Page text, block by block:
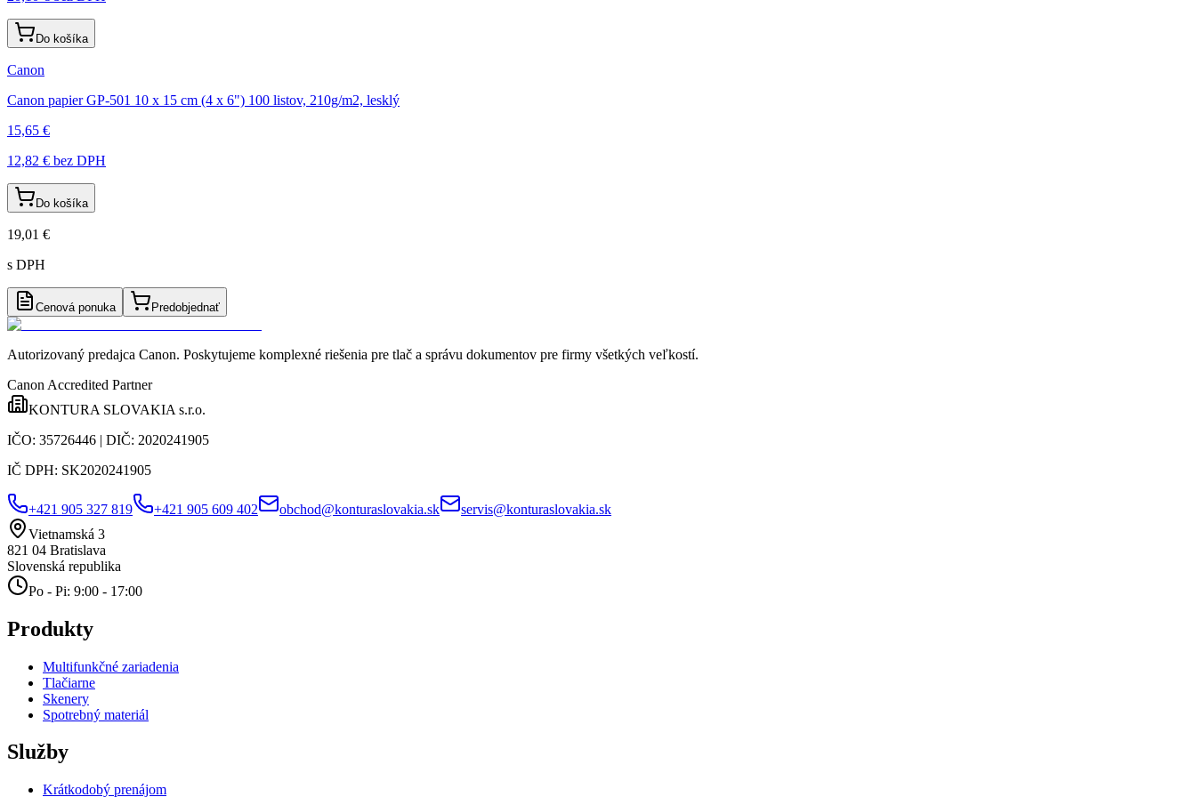
Do košíka
Canon
Canon papier GP-501 10 x 15 cm (4 x 6") 100 listov, 210g/m2, lesklý
15,65 €
12,82 € bez DPH
Do košíka
19,01 €
s DPH
Cenová ponuka Predobjednať
Autorizovaný predajca Canon. Poskytujeme komplexné riešenia pre tlač a správu dokumentov pre firmy všetkých veľkostí.
Canon Accredited Partner
KONTURA SLOVAKIA s.r.o.
IČO: 35726446 | DIČ: 2020241905
IČ DPH: SK2020241905
+421 905 327 819 +421 905 609 402 obchod@konturaslovakia.sk
servis@konturaslovakia.sk
Vietnamská 3
821 04 Bratislava
Slovenská republika
Po - Pi: 9:00 - 17:00
Produkty
Multifunkčné zariadenia
Tlačiarne
Skenery
Spotrebný materiál
Služby
Krátkodobý prenájom